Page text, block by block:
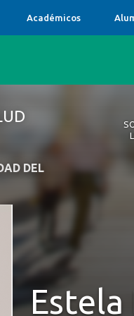
DEL
Académicos
Estela